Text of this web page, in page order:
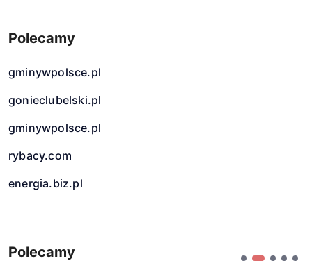
Polecamy
gminywpolsce.pl
gonieclubelski.pl
gminywpolsce.pl
rybacy.com
energia.biz.pl
Polecamy